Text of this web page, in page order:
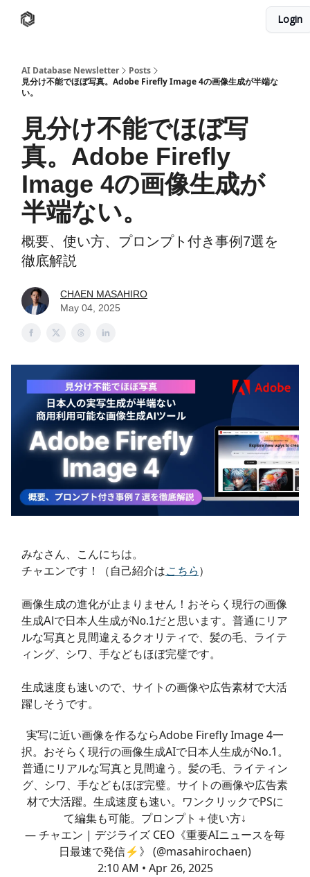
Login
AI Database Newsletter
Posts
見分け不能でほぼ写真。Adobe Firefly Image 4の画像生成が半端な
い。
見分け不能でほぼ写
真。Adobe Firefly
Image 4の画像生成が
半端ない。
概要、使い方、プロンプト付き事例7選を
徹底解説
CHAEN MASAHIRO
May 04, 2025
みなさん、こんにちは。
チャエンです！（自己紹介はこちら ）
画像生成の進化が止まりません！おそらく現行の画像
生成AIで日本人生成がNo.1だと思います。普通にリア
ルな写真と見間違えるクオリティで、髪の毛、ライテ
ィング、シワ、手などもほぼ完璧です。
生成速度も速いので、サイトの画像や広告素材で大活
躍しそうです。
実写に近い画像を作るならAdobe Firefly Image 4一
択。おそらく現行の画像生成AIで日本人生成がNo.1。
普通にリアルな写真と見間違う。髪の毛、ライティン
グ、シワ、手などもほぼ完璧。サイトの画像や広告素
材で大活躍。生成速度も速い。ワンクリックでPSに
て編集も可能。プロンプト＋使い方↓
— チャエン | デジライズ CEO《重要AIニュースを毎
日最速で発信⚡️》 (@masahirochaen)
2:10 AM • Apr 26, 2025